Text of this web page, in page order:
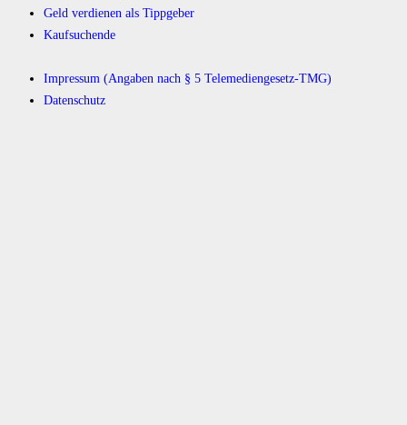
Geld verdienen als Tippgeber
Kaufsuchende
Impressum (Angaben nach § 5 Telemediengesetz-TMG)
Datenschutz